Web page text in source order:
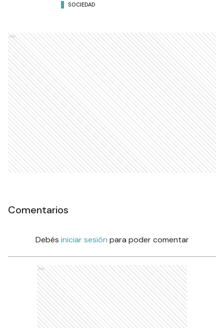
SOCIEDAD
Ads
Comentarios
Debés iniciar sesión para poder comentar
Ads